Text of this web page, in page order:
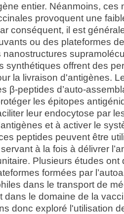
entier. Néanmoins, ces
provoquent une
conséquent, il est
ou des plateformes
synthétiques offrent des
la livraison d'antigènes.
β-peptides d’auto-
les épitopes
leur endocytose par
et à activer le
peptides peuvent être
à la fois à délivrer
Plusieurs études ont
formées par
dans le transport de
dans le domaine de la
donc exploré l'utilisation